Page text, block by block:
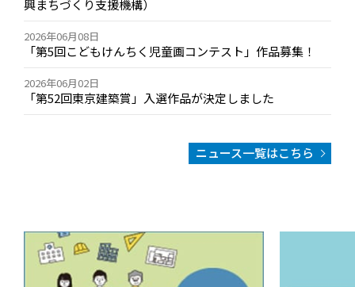
興まちづくり支援機構）
2026年06月08日
「第5回こどもけんちく児童画コンテスト」作品募集！
2026年06月02日
「第52回東京建築賞」入選作品が決定しました
ニュース一覧はこちら